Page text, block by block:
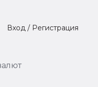
Вход / Регистрация